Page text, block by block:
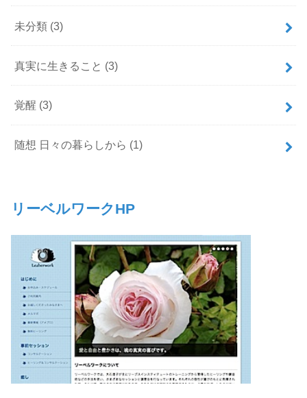
未分類 (3)
真実に生きること (3)
覚醒 (3)
随想 日々の暮らしから (1)
リーベルワークHP